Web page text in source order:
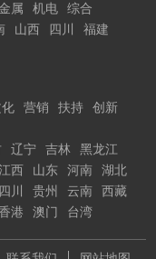
属 机电
综合
山西 四川
福建
营销 扶持
创新
辽宁 吉林
黑龙江
西 山东 河南
湖北
四川 贵州 云南
西藏
港 澳门 台湾